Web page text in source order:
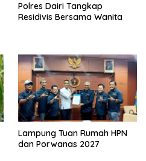
Polres Dairi Tangkap
Residivis Bersama Wanita
Lampung Tuan Rumah HPN
dan Porwanas 2027